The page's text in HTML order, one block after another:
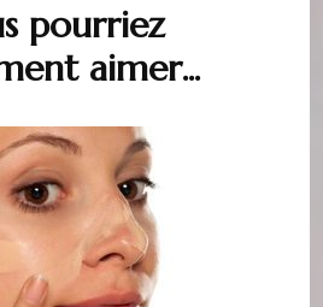
pourriez
aimer...